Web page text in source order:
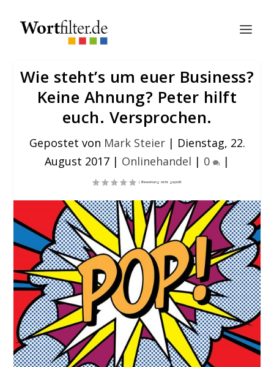
Wie steht’s um euer Business?
Keine Ahnung? Peter hilft
euch. Versprochen.
Gepostet von Mark Steier| Dienstag, 22.
August 2017 | Onlinehandel | 0 |